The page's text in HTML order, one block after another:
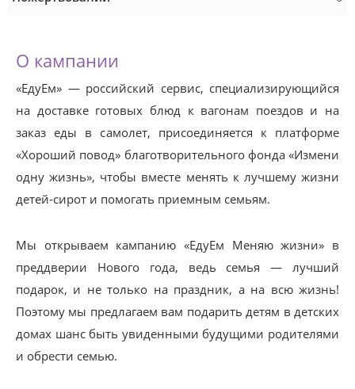
О кампании
«ЕдуЕм» — российский сервис, специализирующийся
на доставке готовых блюд к вагонам поездов и на
заказ еды в самолет, присоединяется к платформе
«Хороший повод» благотворительного фонда «Измени
одну жизнь», чтобы вместе менять к лучшему жизни
детей-сирот и помогать приемным семьям.
Мы открываем кампанию «ЕдуЕм Меняю жизни» в
преддверии Нового года, ведь семья — лучший
подарок, и не только на праздник, а на всю жизнь!
Поэтому мы предлагаем вам подарить детям в детских
домах шанс быть увиденными будущими родителями
и обрести семью.